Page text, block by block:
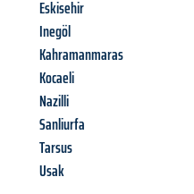
Eskisehir
Inegöl
Kahramanmaras
Kocaeli
Nazilli
Sanliurfa
Tarsus
Usak